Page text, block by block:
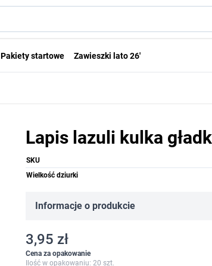
Pakiety startowe Zawieszki lato 26'
Lapis lazuli kulka
SKU
Wielkość dziurki
Informacje o produkcie
3,95 zł
Cena za opakowanie
Ilość w opakowaniu: 20 szt.